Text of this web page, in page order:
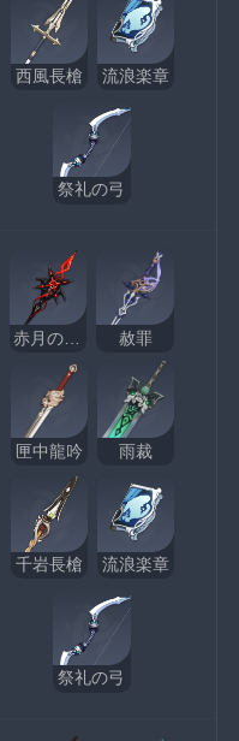
西風長槍 流浪楽章
祭礼の弓
赦罪
匣中龍吟 雨裁
千岩長槍 流浪楽章
祭礼の弓